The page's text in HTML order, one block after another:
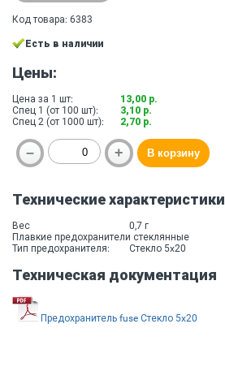
Код товара: 6383
Есть в наличии
Цены:
Цена за 1 шт:
13,00 р.
Спец 1 (от 100 шт):
3,10 р.
Спец 2 (от 1000 шт):
2,70 р.
Технические характеристики
Вес
0,7 г
Плавкие предохранители стеклянные
Тип предохранителя:
Стекло 5x20
Техническая документация
Предохранитель fuse Стекло 5x20